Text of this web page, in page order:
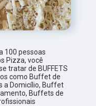
100 pessoas
Pizza, você
tratar de BUFFETS
como Buffet de
a Domicílio, Buffet
Buffets de